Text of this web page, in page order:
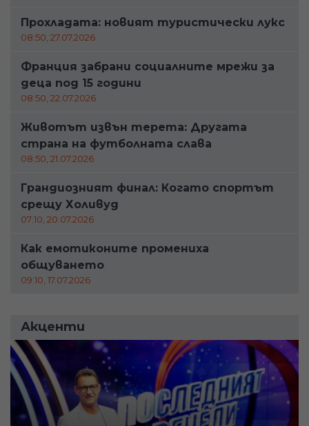
Прохладата: новият туристически лукс
08:50, 27.07.2026
Франция забрани социалните мрежи за
деца под 15 години
08:50, 22.07.2026
Животът извън терета: Другата
страна на футболната слава
08:50, 21.07.2026
Грандиозният финал: Когато спортът
срещу Холивуд
07:10, 20.07.2026
Как емотиконите промениха
общуването
09:10, 17.07.2026
Акценти